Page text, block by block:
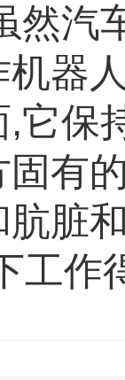
汽车
器
它保
有
肮脏
工作